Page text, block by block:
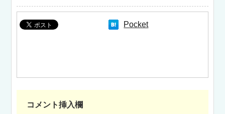
Pocket
コメント挿入欄